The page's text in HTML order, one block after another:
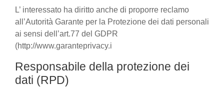
L’ interessato ha diritto anche di proporre reclamo
all’Autorità Garante per la Protezione dei dati personali
ai sensi dell’art.77 del GDPR
(http://www.garanteprivacy.i
Responsabile della protezione dei
dati (RPD)